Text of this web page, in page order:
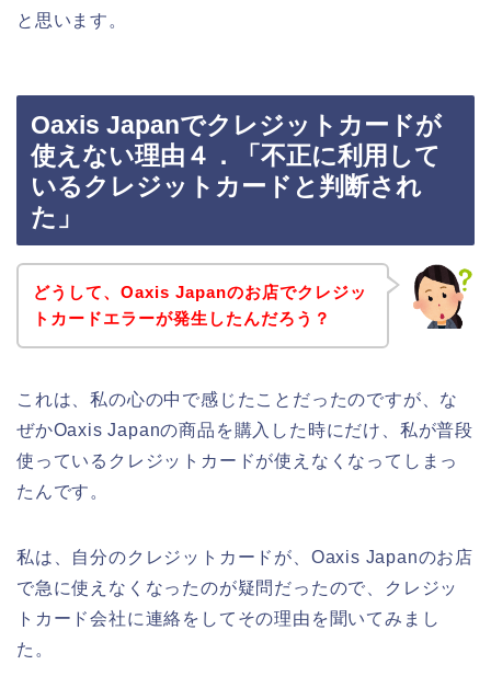
と思います。
Oaxis Japanでクレジットカードが
使えない理由４．「不正に利用して
いるクレジットカードと判断され
た」
どうして、Oaxis Japanのお店でクレジッ
トカードエラーが発生したんだろう？
これは、私の心の中で感じたことだったのですが、な
ぜかOaxis Japanの商品を購入した時にだけ、私が普段
使っているクレジットカードが使えなくなってしまっ
たんです。
私は、自分のクレジットカードが、Oaxis Japanのお店
で急に使えなくなったのが疑問だったので、クレジッ
トカード会社に連絡をしてその理由を聞いてみまし
た。